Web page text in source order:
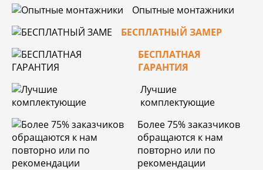
Опытные монтажники
БЕСПЛАТНЫЙ ЗАМЕР
БЕСПЛАТНАЯ
ГАРАНТИЯ
Лучшие
комплектующие
Более 75% заказчиков
обращаются к нам
повторно или по
рекомендации